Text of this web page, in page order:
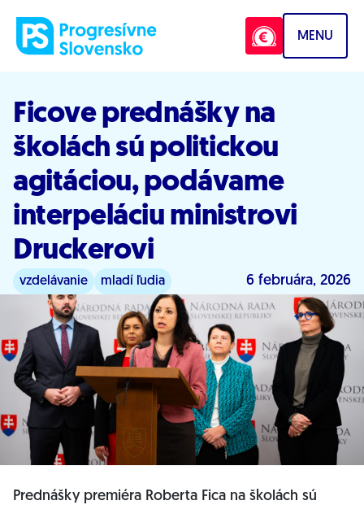
MENU
Ficove prednášky na
školách sú politickou
agitáciou, podávame
interpeláciu ministrovi
Druckerovi
vzdelávanie mladí ľudia 6 februára, 2026
Prednášky premiéra Roberta Fica na školách sú